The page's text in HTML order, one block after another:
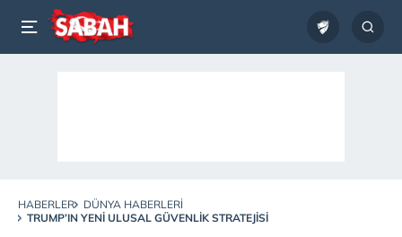
HABERLER
DÜNYA HABERLERI
TRUMP’IN YENI ULUSAL GÜVENLIK STRATEJISI